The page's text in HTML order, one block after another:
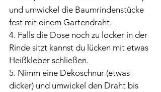
und umwickel die Baumrindenstücke
fest mit einem Gartendraht.
4. Falls die Dose noch zu locker in der
Rinde sitzt kannst du lücken mit etwas
Heißkleber schließen.
5. Nimm eine Dekoschnur (etwas
dicker) und umwickel den Draht bis